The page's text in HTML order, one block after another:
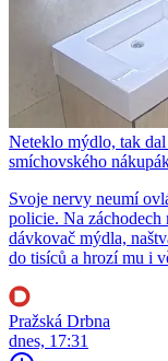
Neteklo mýdlo, tak
smíchovského
Svoje nervy neumí
policie. Na
dávkovač mýdla,
do tisíců a hrozí mu i
Pražská Drbna
dnes, 17:31